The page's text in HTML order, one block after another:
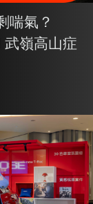
喘氣？
嶺高山症